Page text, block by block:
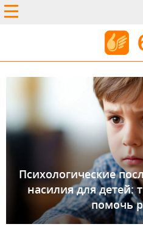
Психологические
насилия для детей:
помочь